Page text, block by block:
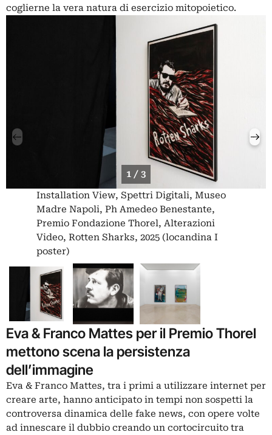
coglierne la vera natura di esercizio mitopoietico.
1 / 3
Installation View, Spettri Digitali, Museo
Madre Napoli, Ph Amedeo Benestante,
Premio Fondazione Thorel, Alterazioni
Video, Rotten Sharks, 2025 (locandina I
poster)
Eva & Franco Mattes per il Premio Thorel
mettono scena la persistenza
dell’immagine
Eva & Franco Mattes, tra i primi a utilizzare internet per
creare arte, hanno anticipato in tempi non sospetti la
controversa dinamica delle fake news, con opere volte
ad innescare il dubbio creando un cortocircuito tra